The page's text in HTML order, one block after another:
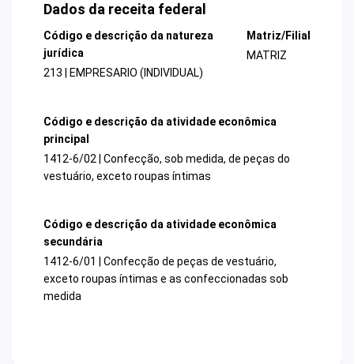
Dados da receita federal
Código e descrição da natureza
jurídica
213 | EMPRESARIO (INDIVIDUAL)
Matriz/Filial
MATRIZ
Código e descrição da atividade econômica
principal
1412-6/02 | Confecção, sob medida, de peças do
vestuário, exceto roupas íntimas
Código e descrição da atividade econômica
secundária
1412-6/01 | Confecção de peças de vestuário,
exceto roupas íntimas e as confeccionadas sob
medida